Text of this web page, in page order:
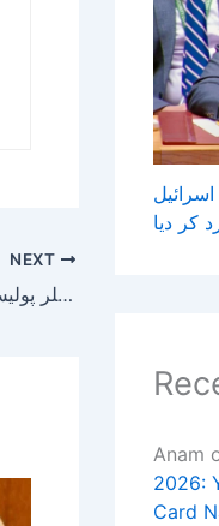
NEXT
کراچی، سپرہائی وے پر بے قابو ٹریلر پولیس موبائل پر چڑھ دوڑا، 2 اہلکار شہید
کر دیا
Anam
2026:
Card